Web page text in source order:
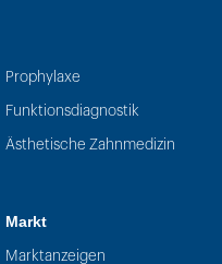
Prophylaxe
Funktionsdiagnostik
Ästhetische Zahnmedizin
Markt
Marktanzeigen